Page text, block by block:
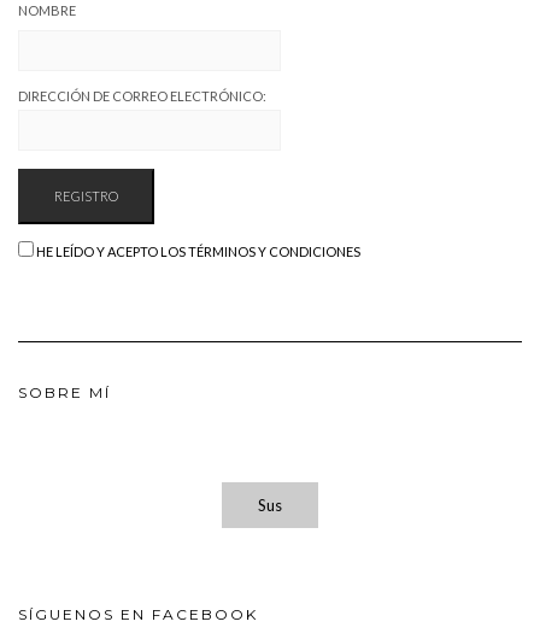
NOMBRE
DIRECCIÓN DE CORREO ELECTRÓNICO:
HE LEÍDO Y ACEPTO LOS TÉRMINOS Y CONDICIONES
SOBRE MÍ
Sus
SÍGUENOS EN FACEBOOK